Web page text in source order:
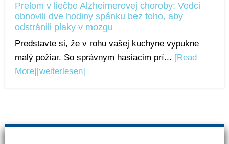
Prelom v liečbe Alzheimerovej choroby: Vedci
obnovili dve hodiny spánku bez toho, aby
odstránili plaky v mozgu
Predstavte si, že v rohu vašej kuchyne vypukne
malý požiar. So správnym hasiacim prí... [Read
More] [weiterlesen]